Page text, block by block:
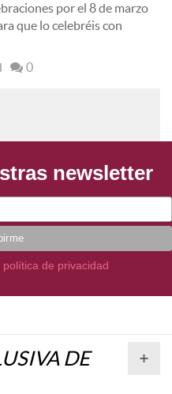
por el 8 de marzo
que lo celebréis con
0
newsletter
política de privacidad
DE